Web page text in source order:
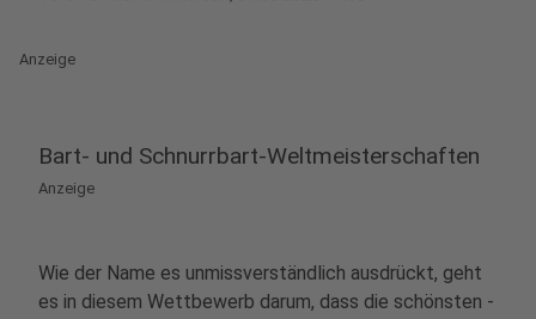
Anzeige
Bart- und Schnurrbart-Weltmeisterschaften
Anzeige
Wie der Name es unmissverständlich ausdrückt, geht
es in diesem Wettbewerb darum, dass die schönsten -